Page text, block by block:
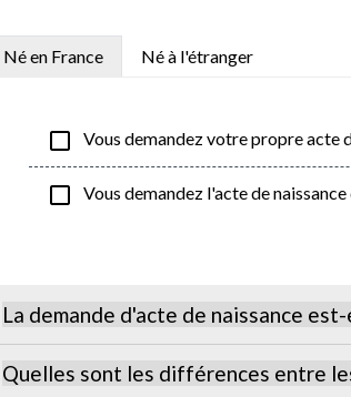
Né en France Né à l'étranger
check_box_outline_blank Vous demandez votre propre acte
check_box_outline_blank Vous demandez l'acte de
La demande d'acte de naissance
Quelles sont les différences entre